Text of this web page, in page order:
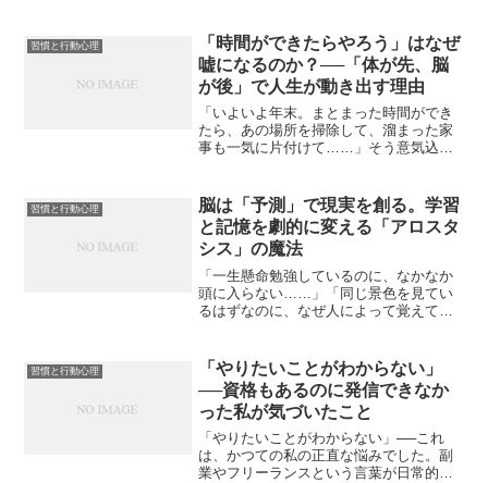
習慣と行動心理
「時間ができたらやろう」はなぜ
嘘になるのか？──「体が先、脳
が後」で人生が動き出す理由
「いよいよ年末。まとまった時間ができ
たら、あの場所を掃除して、溜まった家
事も一気に片付けて……」そう意気込ん
YouTubeを眺めたり、昼寝をしたりして
一日が終わり、夜に...
習慣と行動心理
脳は「予測」で現実を創る。学習
と記憶を劇的に変える「アロスタ
シス」の魔法
「一生懸命勉強しているのに、なかなか
頭に入らない……」「同じ景色を見てい
るはずなのに、なぜ人によって覚えてい
の答えは「脳の本来の役割」に隠されて
いるかもしれません。最新...
習慣と行動心理
「やりたいことがわからない」
──資格もあるのに発信できなか
った私が気づいたこと
「やりたいことがわからない」──これ
は、かつての私の正直な悩みでした。副
業やフリーランスという言葉が日常的に